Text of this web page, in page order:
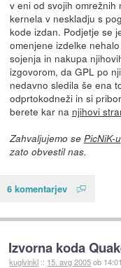
v eni od svojih
kernela v neskladju s
kode izdan. Podjetje se
omenjene izdelke
sojenja in nakupa
izgovorom, da GPL po
nedavno sledila še ena
odprtokodneži in si
berete kar na njihovi
Zahvaljujemo se PicNiK-u
zato obvestil nas.
6 komentarjev
Izvorna koda
kuglvinkl :: 15. avg 2005ob 14:01